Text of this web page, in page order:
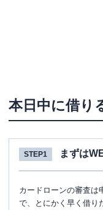
本日中に借り
STEP1 まずは
カードローンの審査は
で、とにかく早く借り